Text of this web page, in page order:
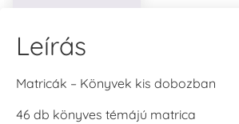
Leírás
Matricák – Könyvek kis dobozban
46 db könyves témájú matrica